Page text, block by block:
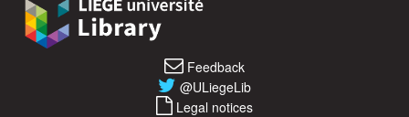
Feedback
@ULiegeLib
Legal notices